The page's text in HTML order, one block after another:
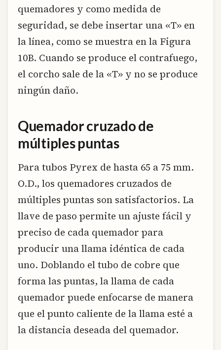
quemadores y como medida de
seguridad, se debe insertar una «T» en
la línea, como se muestra en la Figura
10B. Cuando se produce el contrafuego,
el corcho sale de la «T» y no se produce
ningún daño.
Quemador cruzado de
múltiples puntas
Para tubos Pyrex de hasta 65 a 75 mm.
O.D., los quemadores cruzados de
múltiples puntas son satisfactorios. La
llave de paso permite un ajuste fácil y
preciso de cada quemador para
producir una llama idéntica de cada
uno. Doblando el tubo de cobre que
forma las puntas, la llama de cada
quemador puede enfocarse de manera
que el punto caliente de la llama esté a
la distancia deseada del quemador.